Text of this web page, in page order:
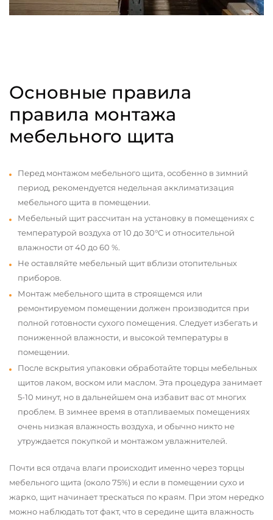
Основные правила
правила монтажа
мебельного щита
Перед монтажом мебельного щита, особенно в зимний
период, рекомендуется недельная акклиматизация
мебельного щита в помещении.
Мебельный щит рассчитан на установку в помещениях с
температурой воздуха от 10 до 30°С и относительной
влажности от 40 до 60 %.
Не оставляйте мебельный щит вблизи отопительных
приборов.
Монтаж мебельного щита в строящемся или
ремонтируемом помещении должен производится при
полной готовности сухого помещения. Следует избегать и
пониженной влажности, и высокой температуры в
помещении.
После вскрытия упаковки обработайте торцы мебельных
щитов лаком, воском или маслом. Эта процедура занимает
5-10 минут, но в дальнейшем она избавит вас от многих
проблем. В зимнее время в отапливаемых помещениях
очень низкая влажность воздуха, и обычно никто не
утруждается покупкой и монтажом увлажнителей.
Почти вся отдача влаги происходит именно через торцы
мебельного щита (около 75%) и если в помещении сухо и
жарко, щит начинает трескаться по краям. При этом нередко
можно наблюдать тот факт, что в середине щита влажность